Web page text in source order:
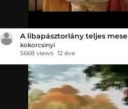
A libapásztorlány teljes mese
kokorcsinyi
5668 views 12 éve